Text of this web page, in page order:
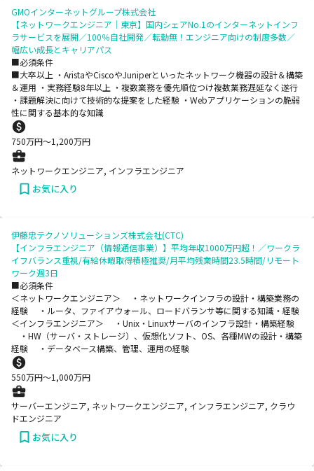
GMOインターネットグループ株式会社
【ネットワークエンジニア｜東京】国内シェアNo.1のインターネットインフ
ラサービスを展開／100％自社開発／転勤無！エンジニア向けの制度多数／
幅広い成長とキャリアパス
■必須条件
■大卒以上 ・AristaやCiscoやJuniperといったネットワーク機器の設計＆構築
＆運用 ・実務経験8年以上 ・複数業務を優先順位つけ複数業務遅延なく遂行
・課題解決に向けて技術的な提案をした経験 ・Webアプリケーションの脆弱
性に関する基本的な知識
750万円〜1,200万円
ネットワークエンジニア, インフラエンジニア
お気に入り
伊藤忠テクノソリューションズ株式会社(CTC)
【インフラエンジニア（情報通信事業）】平均年収1000万円超！／ワークラ
イフバランス重視/有給休暇取得積極推奨/月平均残業時間23.5時間/リモート
ワーク週3日
■必須条件
＜ネットワークエンジニア＞ ・ネットワークインフラの設計・構築業務の
経験 ・ルータ、ファイアウォール、ロードバランサ等に関する知識・経験
＜インフラエンジニア＞ ・Unix・Linuxサーバのインフラ設計・構築経験
・HW（サーバ・ストレージ）、仮想化ソフト、OS、各種MWの設計・構築
経験 ・データベース構築、管理、運用の経験
550万円〜1,000万円
サーバーエンジニア, ネットワークエンジニア, インフラエンジニア, クラウ
ドエンジニア
お気に入り